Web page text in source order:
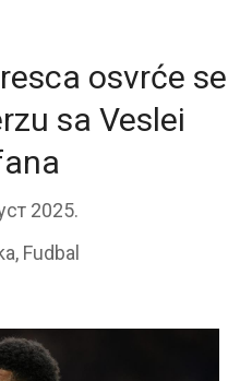
osvrće se
sa Veslei
2025.
, Fudbal